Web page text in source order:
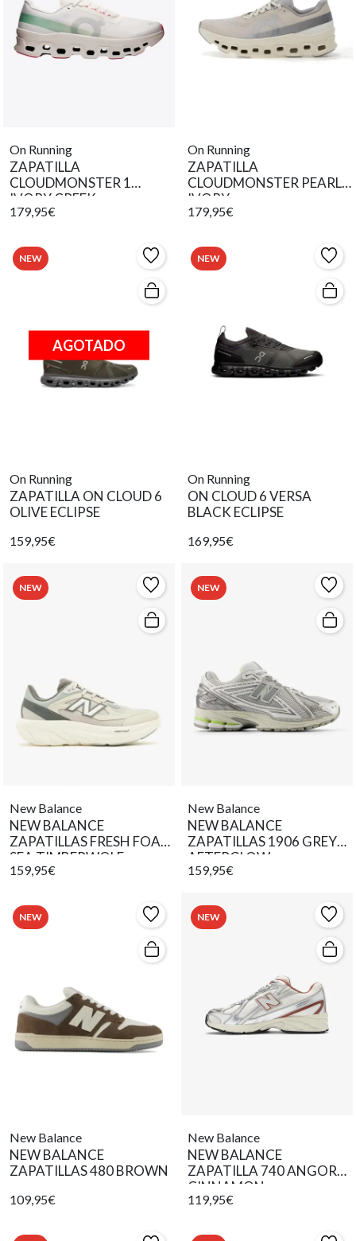
On Running
ZAPATILLA
CLOUDMONSTER 1
IVORY CREEK
179,95€
On Running
ZAPATILLA
CLOUDMONSTER PEARL
IVORY
179,95€
NEW
AGOTADO
On Running
ZAPATILLA ON CLOUD 6
OLIVE ECLIPSE
159,95€
NEW
On Running
ON CLOUD 6 VERSA
BLACK ECLIPSE
169,95€
NEW
New Balance
NEW BALANCE
ZAPATILLAS FRESH FOAM
SEA TIMBERWOLF
159,95€
NEW
New Balance
NEW BALANCE
ZAPATILLAS 1906 GREY
AFTERGLOW
159,95€
NEW
New Balance
NEW BALANCE
ZAPATILLAS 480 BROWN
109,95€
NEW
New Balance
NEW BALANCE
ZAPATILLA 740 ANGORA
CINNAMON
119,95€